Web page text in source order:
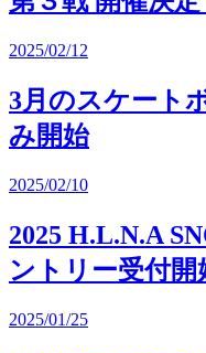
2025/02/12
3月のスケート
み開始
2025/02/10
2025 H.L.N.A
ントリー受付開
2025/01/25